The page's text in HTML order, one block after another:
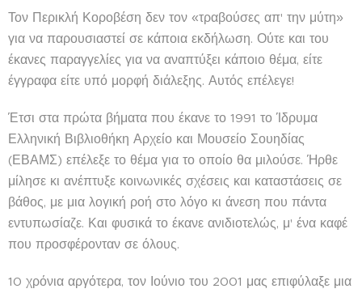
Τον Περικλή Κοροβέση δεν τον «τραβούσες απ' την μύτη»
για να παρουσιαστεί σε κάποια εκδήλωση. Ούτε και του
έκανες παραγγελίες για να αναπτύξει κάποιο θέμα, είτε
έγγραφα είτε υπό μορφή διάλεξης. Αυτός επέλεγε!
Έτσι στα πρώτα βήματα που έκανε το 1991 το Ίδρυμα
Ελληνική Βιβλιοθήκη Αρχείο και Μουσείο Σουηδίας
(ΕΒΑΜΣ) επέλεξε το θέμα για το οποίο θα μιλούσε. Ήρθε
μίλησε κι ανέπτυξε κοινωνικές σχέσεις και καταστάσεις σε
βάθος, με μια λογική ροή στο λόγο κι άνεση που πάντα
εντυπωσίαζε. Και φυσικά το έκανε ανιδιοτελώς, μ' ένα καφέ
που προσφέρονταν σε όλους.
10 χρόνια αργότερα, τον Ιούνιο του 2001 μας επιφύλαξε μια